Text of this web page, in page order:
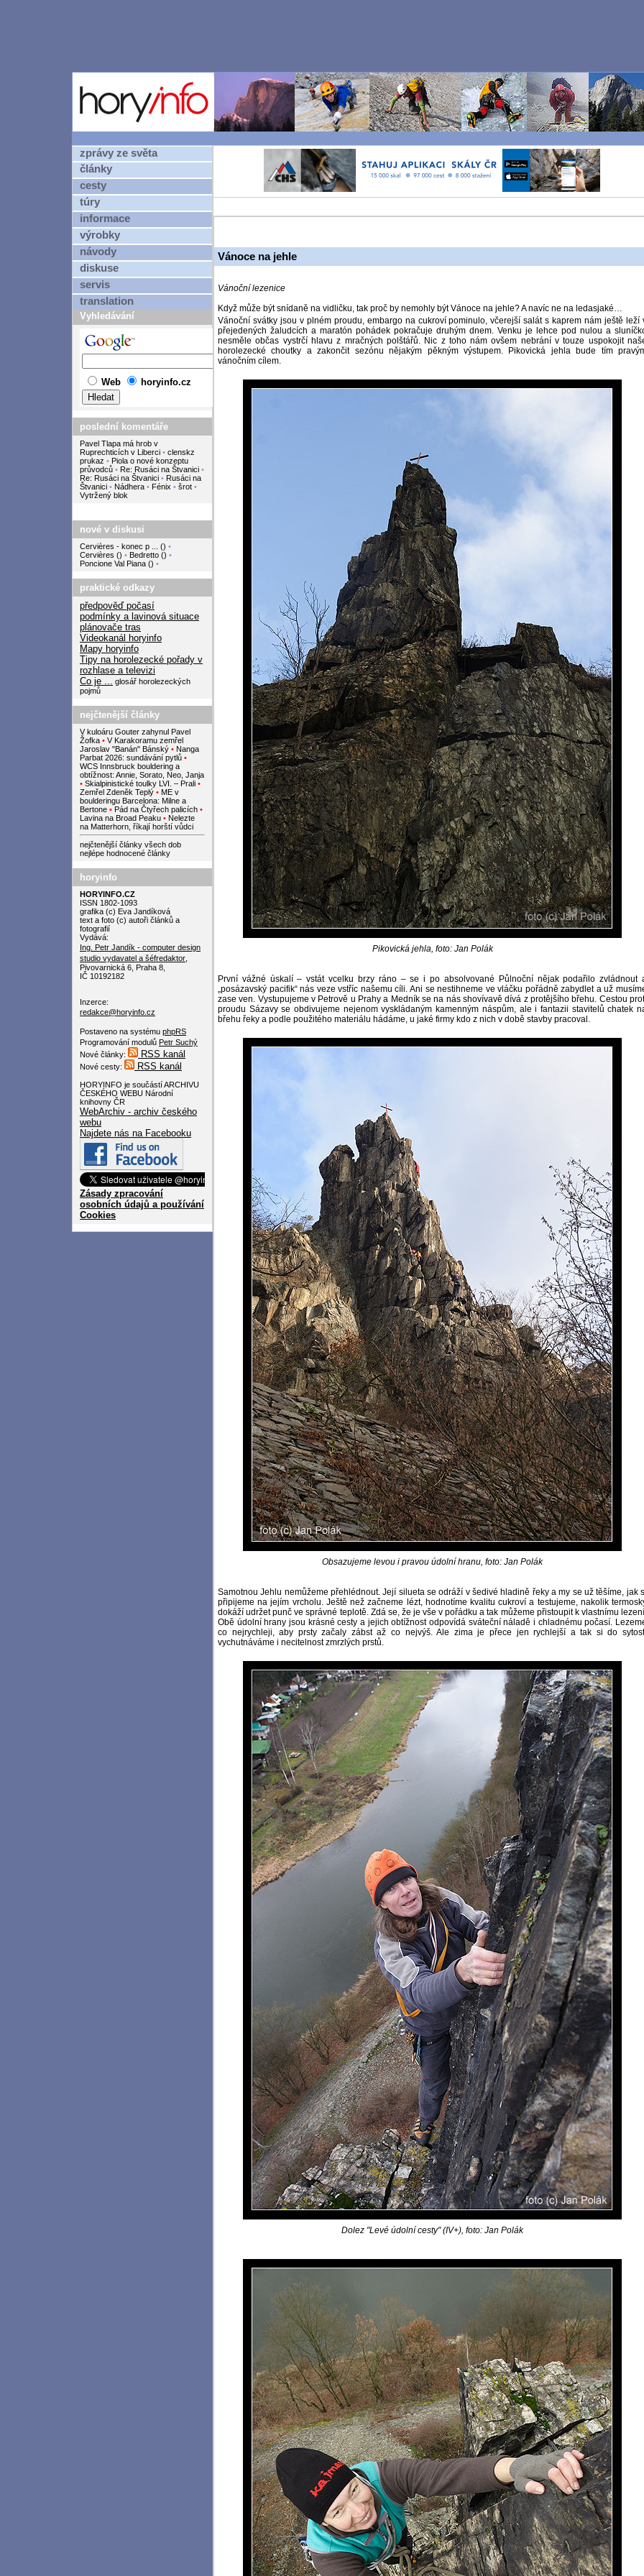
zprávy ze světa
články
cesty
túry
informace
výrobky
návody
diskuse
servis
translation
Vyhledávání
Web horyinfo.cz
poslední komentáře
Pavel Tlapa má hrob v
Ruprechticích v Liberci • clenskz
prukaz • Piola o nové konzeptu
průvodců • Re: Rusáci na Štvanici •
Re: Rusáci na Štvanici • Rusáci na
Štvanici • Nádhera • Fénix • šrot •
Vytržený blok
nové v diskusi
Cervières - konec p ... () •
Cervières () • Bedretto () •
Poncione Val Piana () •
praktické odkazy
předpověď počasí
podmínky a lavinová situace
plánovače tras
Videokanál horyinfo
Mapy horyinfo
Tipy na horolezecké pořady v
rozhlase a televizi
Co je ... glosář horolezeckých
pojmů
nejčtenější články
V kuloáru Gouter zahynul Pavel
Žofka • V Karakoramu zemřel
Jaroslav "Banán" Bánský • Nanga
Parbat 2026: sundávání pytlů •
WCS Innsbruck bouldering a
obtížnost: Annie, Sorato, Neo, Janja
• Skialpinistické toulky LVI. – Prali •
Zemřel Zdeněk Teplý • ME v
boulderingu Barcelona: Milne a
Bertone • Pád na Čtyřech palicích •
Lavina na Broad Peaku • Nelezte
na Matterhorn, říkají horští vůdci
nejčtenější články všech dob
nejlépe hodnocené články
horyinfo
HORYINFO.CZ
ISSN 1802-1093
grafika (c) Eva Jandíková
text a foto (c) autoři článků a
fotografií
Vydává:
Ing. Petr Jandík - computer design
studio vydavatel a šéfredaktor
Pivovarnická 6, Praha 8,
IČ 10192182
Inzerce:
redakce@horyinfo.cz
Postaveno na systému phpRS
Programování modulů Petr Suchý
Nové články:
RSS kanál
Nové cesty: RSS kanál
HORYINFO je součástí ARCHIVU
ČESKÉHO WEBU Národní
knihovny ČR
WebArchiv - archiv českého
webu
Najdete nás na Facebooku
Zásady zpracování
osobních údajů a používání
Cookies
Vánoce na jehle
Vánoční lezenice
Když může být snídaně na vidličku, tak proč by nemohly být Vánoce na jehle? A navíc ne na ledasjaké…
Vánoční svátky jsou v plném proudu, embargo na cukroví pominulo, včerejší salát s kaprem nám ještě leží
přejedených žaludcích a maratón pohádek pokračuje druhým dnem. Venku je lehce pod nulou a
nesměle občas vystrčí hlavu z mračných polštářů. Nic z toho nám ovšem nebrání v touze uspokojit
horolezecké choutky a zakončit sezónu nějakým pěkným výstupem. Pikovická jehla bude tím
vánočním cílem.
Pikovická jehla, foto: Jan Polák
První vážné úskalí – vstát vcelku brzy ráno – se i po absolvované Půlnoční nějak podařilo zvládnout
„posázavský pacifik“ nás veze vstříc našemu cíli. Ani se nestihneme ve vláčku pořádně zabydlet a už
zase ven. Vystupujeme v Petrově u Prahy a Medník se na nás shovívavě dívá z protějšího břehu. Cestou
proudu Sázavy se obdivujeme nejenom vyskládaným kamenným náspům, ale i fantazii stavitelů chatek
břehu řeky a podle použitého materiálu hádáme, u jaké firmy kdo z nich v době stavby pracoval.
Obsazujeme levou i pravou údolní hranu, foto: Jan Polák
Samotnou Jehlu nemůžeme přehlédnout. Její silueta se odráží v šedivé hladině řeky a my se už těšíme, jak
připijeme na jejím vrcholu. Ještě než začneme lézt, hodnotíme kvalitu cukroví a testujeme, nakolik
dokáží udržet punč ve správné teplotě. Zdá se, že je vše v pořádku a tak můžeme přistoupit k vlastnímu
Obě údolní hrany jsou krásné cesty a jejich obtížnost odpovídá sváteční náladě i chladnému počasí.
co nejrychleji, aby prsty začaly zábst až co nejvýš. Ale zima je přece jen rychlejší a tak si do
vychutnáváme i necitelnost zmrzlých prstů.
Dolez "Levé údolní cesty" (IV+), foto: Jan Polák